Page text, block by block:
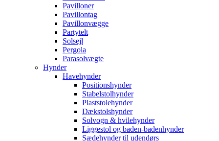
Pavilloner
Pavillontag
Pavillonvægge
Partytelt
Solsejl
Pergola
Parasolvægte
Hynder
Havehynder
Positionshynder
Stabelstolhynder
Plaststolehynder
Dækstolshynder
Solvogn & hvilehynder
Liggestol og baden-badenhynder
Sædehynder til udendørs